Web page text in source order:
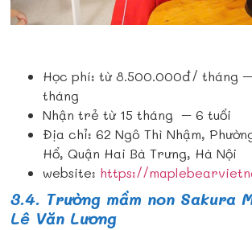
Học phí: từ 8.500.000đ/ tháng
tháng
Nhận trẻ từ 15 tháng – 6 tuổi
Địa chỉ: 62 Ngô Thì Nhậm,
Hổ, Quận Hai Bà Trưng, Hà Nội
website: https://
3.4. Trường mầm non Sakura
Lê Văn Lương